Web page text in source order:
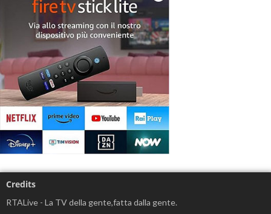
Credits
RTALive - La TV della gente,fatta dalla gente.